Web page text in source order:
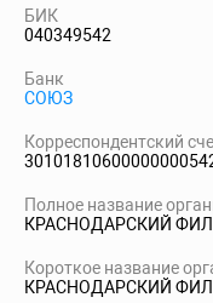
БИК
040349542
Банк
СОЮЗ
Корреспондентский
Полное название
КРАСНОДАРСКИЙ
Короткое название
КРАСНОДАРСКИЙ